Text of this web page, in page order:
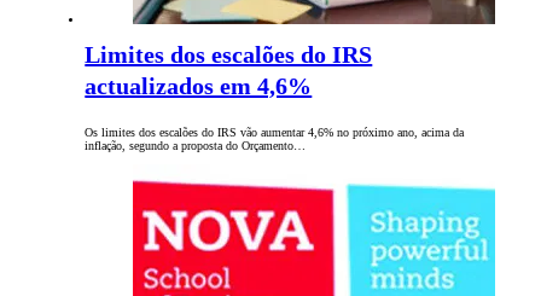
Limites dos escalões do IRS
actualizados em 4,6%
Os limites dos escalões do IRS vão aumentar 4,6% no próximo ano, acima da
inflação, segundo a proposta do Orçamento…